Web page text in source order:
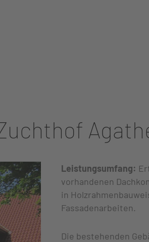
Leistungsumfang:
vorhandenen
in
Fassadenarbeiten.
Die bestehenden